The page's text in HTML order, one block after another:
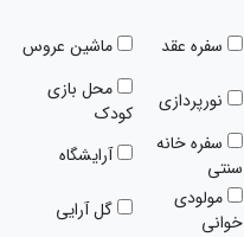
سفره عقد ماشین عروس
نورپردازی
محل بازی
کودک
سفره خانه
سنتی
آرایشگاه
مولودی
خوانی
گل آرایی